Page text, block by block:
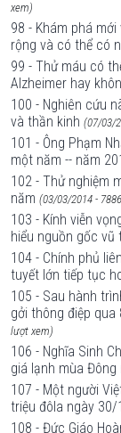
xem)
98 - Khám phá
rộng và có thể có
99 - Thử máu có
Alzheimer hay
100 - Nghiên cứu
và thần kinh (07/03/
101 - Ông Phạm
một năm -- năm
102 - Thử nghiệm
năm (03/03/2014 -
103 - Kính viễn
hiểu nguồn gốc
104 - Chính phủ
tuyết lớn tiếp tục
105 - Sau hành
gởi thông điệp
lượt xem)
106 - Nghĩa Sinh
giá lạnh mùa
107 - Một người
triệu đôla ngày
108 - Đức Giáo